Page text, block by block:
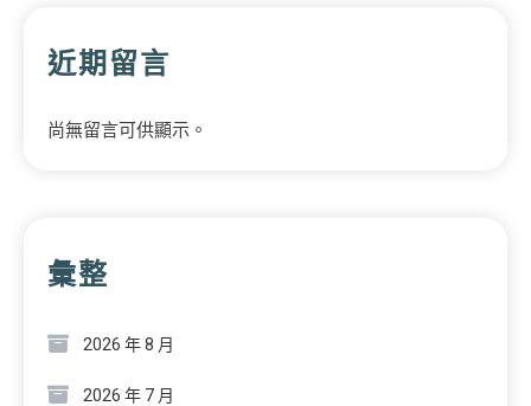
近期留言
尚無留言可供顯示。
彙整
2026 年 8 月
2026 年 7 月